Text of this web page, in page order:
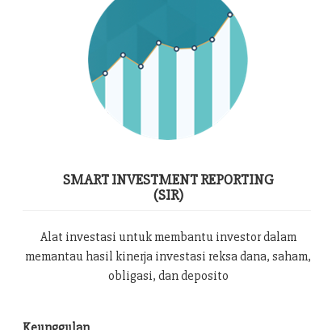
SMART INVESTMENT REPORTING
(SIR)
Alat investasi untuk membantu investor dalam
memantau hasil kinerja investasi reksa dana, saham,
obligasi, dan deposito